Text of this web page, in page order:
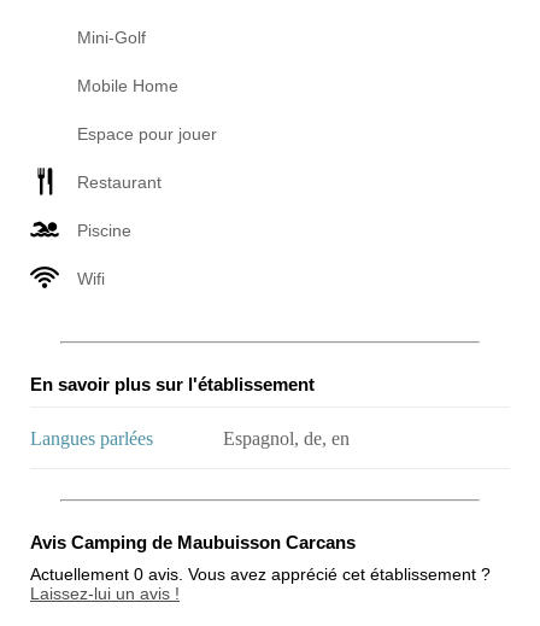
Mini-Golf
Mobile Home
Espace pour jouer
Restaurant
Piscine
Wifi
En savoir plus sur l'établissement
Langues parlées Espagnol, de, en
Avis Camping de Maubuisson Carcans
Actuellement 0 avis. Vous avez apprécié cet établissement ?
Laissez-lui un avis !